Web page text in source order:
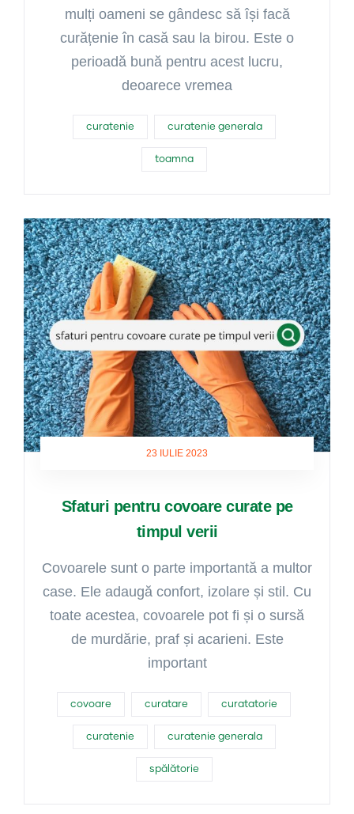
mulți oameni se gândesc să își facă
curățenie în casă sau la birou. Este o
perioadă bună pentru acest lucru,
deoarece vremea
curatenie curatenie generala
toamna
23 IULIE 2023
Sfaturi pentru covoare curate pe
timpul verii
Covoarele sunt o parte importantă a multor
case. Ele adaugă confort, izolare și stil. Cu
toate acestea, covoarele pot fi și o sursă
de murdărie, praf și acarieni. Este
important
covoare curatare curatatorie
curatenie curatenie generala
spălătorie